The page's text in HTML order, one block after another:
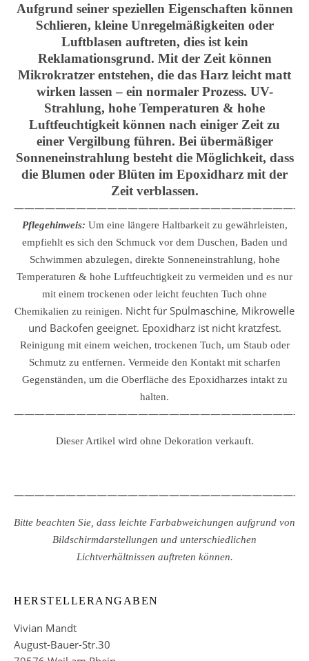
Aufgrund seiner speziellen Eigenschaften können
Schlieren, kleine Unregelmäßigkeiten oder
Luftblasen auftreten, dies ist kein
Reklamationsgrund. Mit der Zeit können
Mikrokratzer entstehen, die das Harz leicht matt
wirken lassen – ein normaler Prozess. UV-
Strahlung, hohe Temperaturen & hohe
Luftfeuchtigkeit können nach einiger Zeit zu
einer Vergilbung führen. Bei übermäßiger
Sonneneinstrahlung besteht die Möglichkeit, dass
die Blumen oder Blüten im Epoxidharz mit der
Zeit verblassen.
Pflegehinweis: Um eine längere Haltbarkeit zu gewährleisten,
empfiehlt es sich den Schmuck vor dem Duschen, Baden und
Schwimmen abzulegen, direkte Sonneneinstrahlung, hohe
Temperaturen & hohe Luftfeuchtigkeit zu vermeiden und es nur
mit einem trockenen oder leicht feuchten Tuch ohne
Chemikalien zu reinigen. Nicht für Spülmaschine, Mikrowelle
und Backofen geeignet. Epoxidharz ist nicht kratzfest.
Reinigung mit einem weichen, trockenen Tuch, um Staub oder
Schmutz zu entfernen. Vermeide den Kontakt mit scharfen
Gegenständen, um die Oberfläche des Epoxidharzes intakt zu
halten.
Dieser Artikel wird ohne Dekoration verkauft.
Bitte beachten Sie, dass leichte Farbabweichungen aufgrund von
Bildschirmdarstellungen und unterschiedlichen
Lichtverhältnissen auftreten können.
HERSTELLERANGABEN
Vivian Mandt
August-Bauer-Str.30